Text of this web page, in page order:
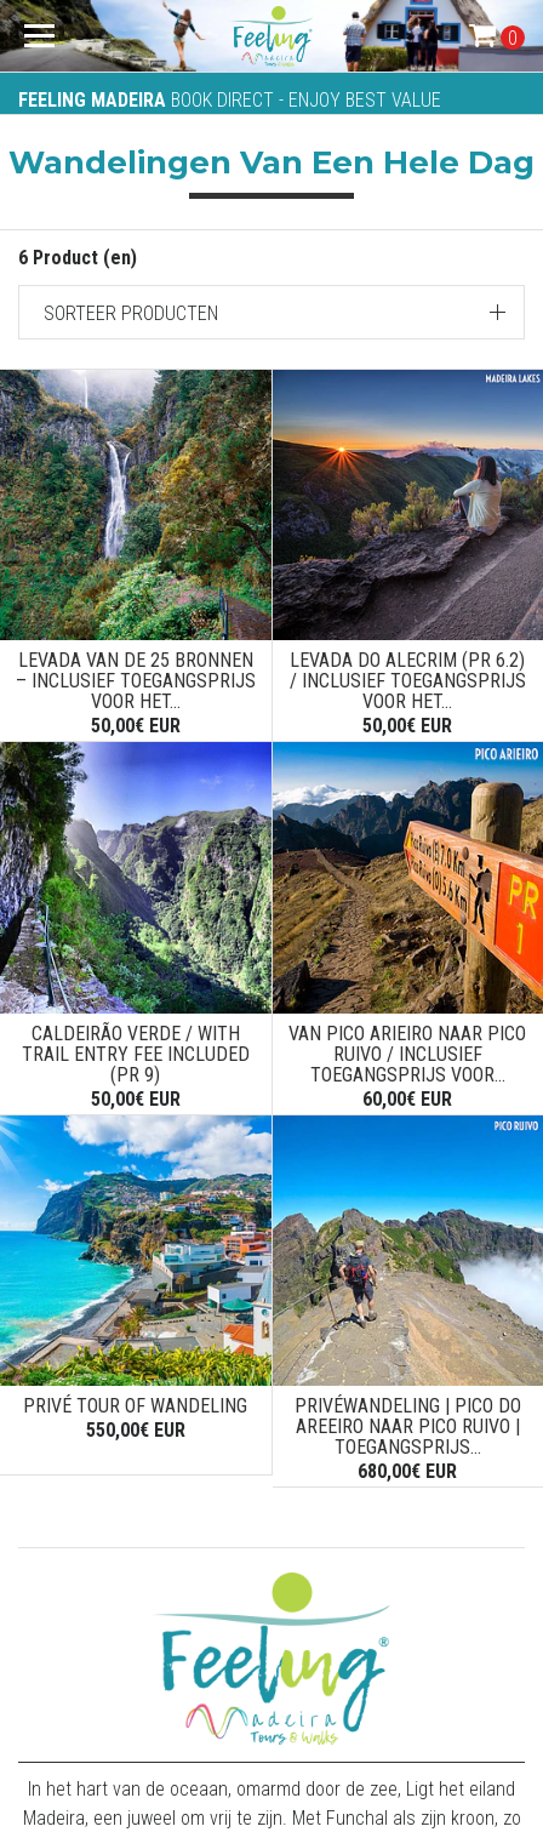
FEELING MADEIRA BOOK DIRECT - ENJOY BEST VALUE
0
Wandelingen Van Een Hele Dag
6 Product (en)
SORTEER PRODUCTEN
LEVADA VAN DE 25 BRONNEN
– INCLUSIEF TOEGANGSPRIJS
VOOR HET...
50,00€ EUR
LEVADA DO ALECRIM (PR 6.2)
/ INCLUSIEF TOEGANGSPRIJS
VOOR HET...
50,00€ EUR
CALDEIRÃO VERDE / WITH
TRAIL ENTRY FEE INCLUDED
(PR 9)
50,00€ EUR
VAN PICO ARIEIRO NAAR PICO
RUIVO / INCLUSIEF
TOEGANGSPRIJS VOOR...
60,00€ EUR
PRIVÉ TOUR OF WANDELING
550,00€ EUR
PRIVÉWANDELING | PICO DO
AREEIRO NAAR PICO RUIVO |
TOEGANGSPRIJS...
680,00€ EUR
In het hart van de oceaan, omarmd door de zee, Ligt het eiland
Madeira, een juweel om vrij te zijn. Met Funchal als zijn kroon, zo